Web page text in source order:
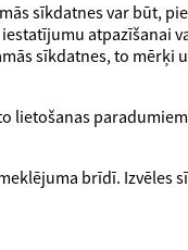
sīkdatnes var būt,
atpazīšanai
sīkdatnes, to mērķi
lietošanas
brīdī. Izvēles